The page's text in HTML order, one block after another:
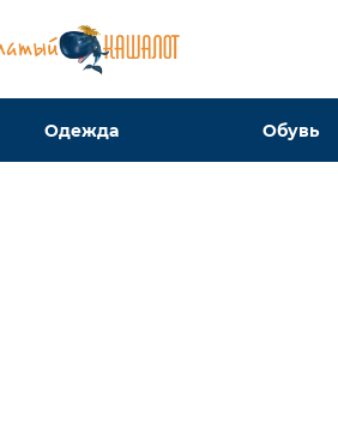
Одежда Обувь